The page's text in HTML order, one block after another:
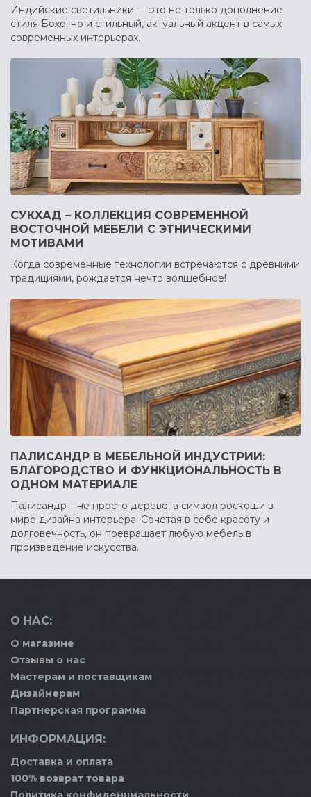
Индийские светильники — это не только дополнение
стиля Бохо, но и стильный, актуальный акцент в самых
современных интерьерах.
СУКХАД – КОЛЛЕКЦИЯ СОВРЕМЕННОЙ
ВОСТОЧНОЙ МЕБЕЛИ С ЭТНИЧЕСКИМИ
МОТИВАМИ
Когда современные технологии встречаются с древними
традициями, рождается нечто волшебное!
ПАЛИСАНДР В МЕБЕЛЬНОЙ ИНДУСТРИИ:
БЛАГОРОДСТВО И ФУНКЦИОНАЛЬНОСТЬ В
ОДНОМ МАТЕРИАЛЕ
Палисандр – не просто дерево, а символ роскоши в
мире дизайна интерьера. Сочетая в себе красоту и
долговечность, он превращает любую мебель в
произведение искусства.
О НАС:
О магазине
Отзывы о нас
Мастерам и поставщикам
Дизайнерам
Партнерская программа
ИНФОРМАЦИЯ:
Доставка и оплата
100% возврат товара